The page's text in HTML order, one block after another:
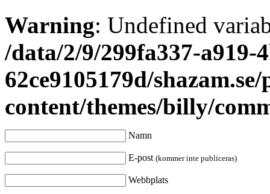
Warning: Undefined
/data/2/9/299fa337-a919-
62ce9105179d/
content/themes/billy/
Namn
E-post (kommer inte publiceras)
Webbplats